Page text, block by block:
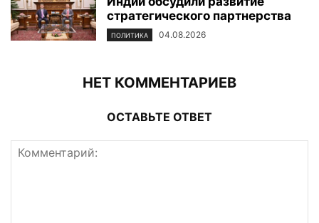
стратегического партнерства
ПОЛИТИКА 04.08.2026
НЕТ КОММЕНТАРИЕВ
ОСТАВЬТЕ ОТВЕТ